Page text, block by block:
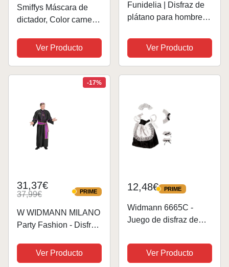
Smiffys Máscara de
dictador, Color carne,
Ver Producto
Funidelia | Disfraz de
plátano para hombre y
disfraz de despedida
de soltero - Disfraz
para adultos y
Ver Producto
-17%
31,37€
37,99€ PRIME
PRIME
W WIDMANN MILANO
Party Fashion - Disfraz
obispo, sacerdote, traje
de la iglesia
Ver Producto
12,48€ PRIME
PRIME
Widmann 6665C -
Juego de disfraz de
compuesto por
diadema, cuello,
Ver Producto